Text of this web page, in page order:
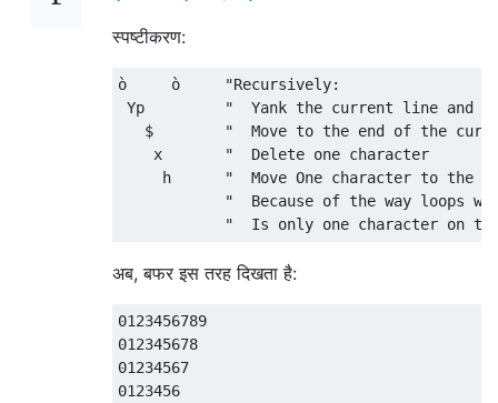
स्पष्टीकरण:
ò     ò     "Recursively:
Yp         "  Yank the current line and
$        "  Move to the end of the
    x       "  Delete one character
h      "  Move One character to the
"  Because of the way loops
अब, बफर इस तरह दिखता है:
0123456789
012345678
01234567
0123456